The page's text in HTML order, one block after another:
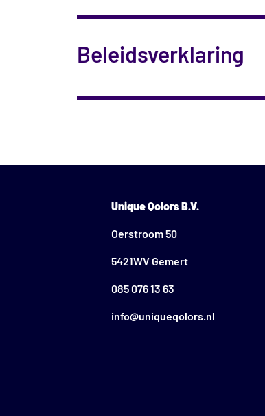
Beleidsverklaring
Unique Qolors B.V.
Oerstroom 50
5421WV Gemert
085 076 13 63
info@uniqueqolors.nl